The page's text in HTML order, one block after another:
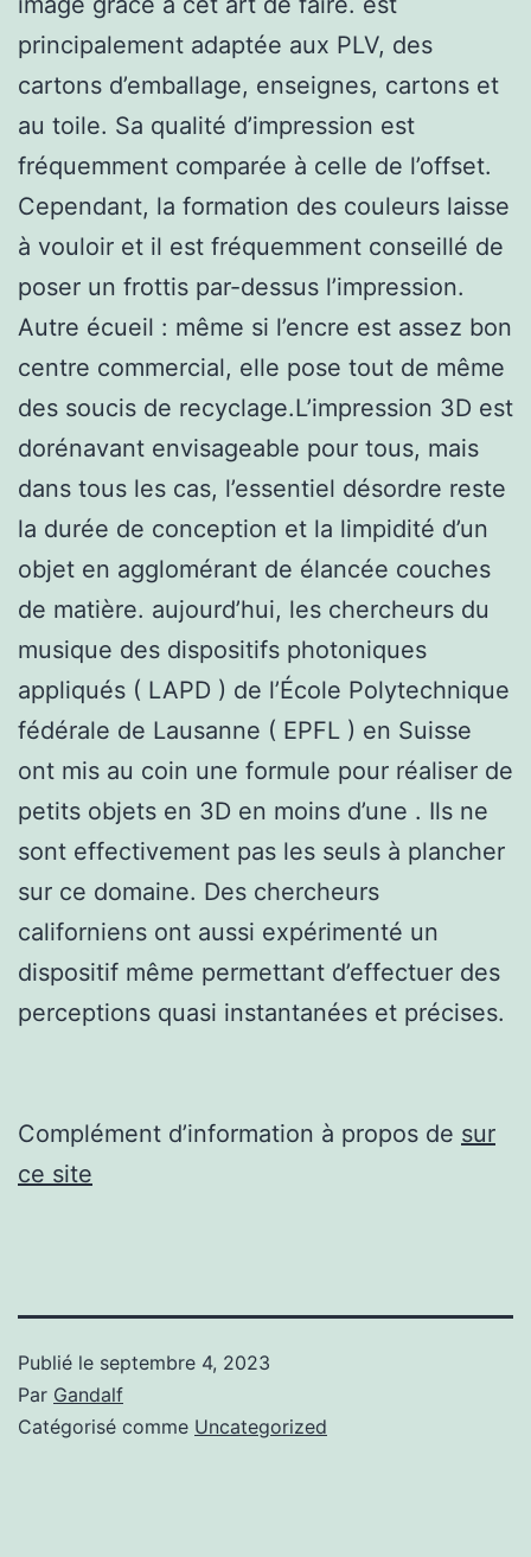
principalement adaptée aux PLV, des
cartons d’emballage, enseignes, cartons et
au toile. Sa qualité d’impression est
fréquemment comparée à celle de l’offset.
Cependant, la formation des couleurs laisse
à vouloir et il est fréquemment conseillé de
poser un frottis par-dessus l’impression.
Autre écueil : même si l’encre est assez bon
centre commercial, elle pose tout de même
des soucis de recyclage.L’impression 3D est
dorénavant envisageable pour tous, mais
dans tous les cas, l’essentiel désordre reste
la durée de conception et la limpidité d’un
objet en agglomérant de élancée couches
de matière. aujourd’hui, les chercheurs du
musique des dispositifs photoniques
appliqués ( LAPD ) de l’École Polytechnique
fédérale de Lausanne ( EPFL ) en Suisse
ont mis au coin une formule pour réaliser de
petits objets en 3D en moins d’une . Ils ne
sont effectivement pas les seuls à plancher
sur ce domaine. Des chercheurs
californiens ont aussi expérimenté un
dispositif même permettant d’effectuer des
perceptions quasi instantanées et précises.
Complément d’information à propos de sur
ce site
Publié le septembre 4, 2023
Par Gandalf
Catégorisé comme Uncategorized